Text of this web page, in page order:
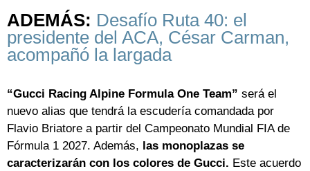
ADEMÁS: Desafío Ruta 40: el
presidente del ACA, César Carman,
acompañó la largada
“Gucci Racing Alpine Formula One Team” será el
nuevo alias que tendrá la escudería comandada por
Flavio Briatore a partir del Campeonato Mundial FIA de
Fórmula 1 2027. Además, las monoplazas se
caracterizarán con los colores de Gucci. Este acuerdo